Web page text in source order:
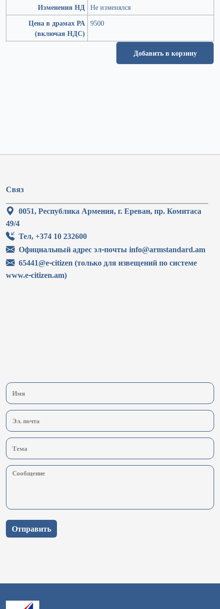
Изменения НД Не изменялся
Цена в драмах РА
(включая НДС)
9500
Добавить в корзину
Связ
0051, Республика Армения, г. Ереван, пр. Комитаса
49/4
Тел, +374 10 232600
Официальный адрес эл-почты info@armstandard.am
65441@e-citizen (только для извещений по системе
www.e-citizen.am)
Отправить